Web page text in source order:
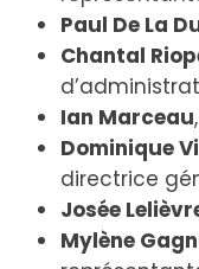
Paul De La
Chantal
Ian Marceau
Dominique
directrice
Josée
Mylène